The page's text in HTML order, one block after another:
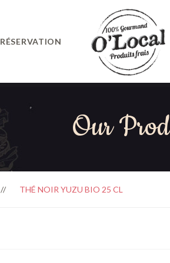
RÉSERVATION
Our
THÉ NOIR YUZU BIO 25 CL